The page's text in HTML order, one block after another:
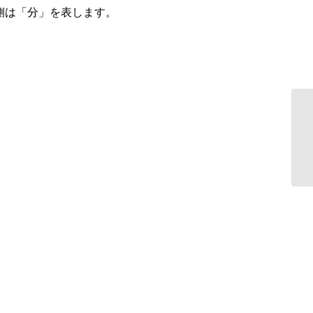
「分」を表します。